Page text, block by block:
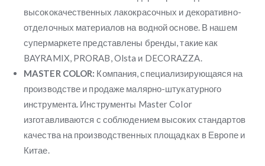
высококачественных лакокрасочных и декоративно-
отделочных материалов на водной основе. В нашем
супермаркете представлены бренды, такие как
BAYRAMIX, PRORAB, Olsta и DECORAZZA.
MASTER COLOR: Компания, специализирующаяся на
производстве и продаже малярно-штукатурного
инструмента. Инструменты Master Color
изготавливаются с соблюдением высоких стандартов
качества на производственных площадках в Европе и
Китае.